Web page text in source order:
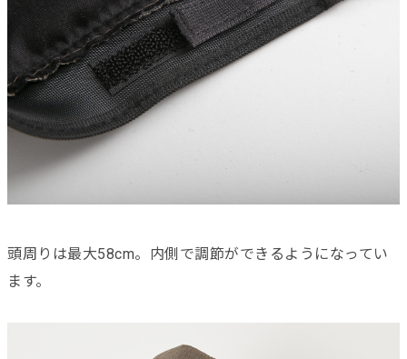
頭周りは最大58cm。内側で調節ができるようになってい
ます。